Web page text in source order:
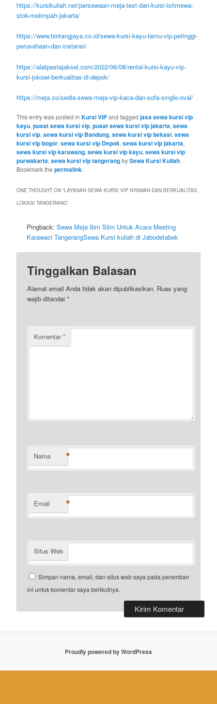
https://kursikuliah.net/persewaan-meja-test-dan-kursi-istimewa-
stok-melimpah-jakarta/
https://www.bintangjaya.co.id/sewa-kursi-kayu-tamu-vip-petinggi-
perusahaan-dan-instansi/
https://alatpestajaksel.com/2022/06/08/rental-kursi-kayu-vip-
kursi-jokowi-berkualitas-di-depok/
https://meja.co/sedia-sewa-meja-vip-kaca-dan-sofa-single-oval/
This entry was posted inKursi VIPand taggedjasa sewa kursi vip
kayu,pusat sewa kursi vip,pusat sewa kursi vip jakarta,sewa
kursi vip,sewa kursi vip Bandung,sewa kursi vip bekasi,sewa
kursi vip bogor,sewa kursi vip Depok,sewa kursi vip jakarta,
sewa kursi vip karawang,sewa kursi vip kayu,sewa kursi vip
purwakarta,sewa kursi vip tangerangbySewa Kursi Kuliah.
Bookmark thepermalink.
ONE THOUGHT ON “LAYANAN SEWA KURSI VIP NYAMAN DAN BERKUALITAS
LOKASI TANGERANG”
Pingback:Sewa Meja Ibm Slim Untuk Acara Meeting
Karawaci TangerangSewa Kursi kuliah di Jabodetabek
Tinggalkan Balasan
Alamat email Anda tidak akan dipublikasikan. Ruas yang
wajib ditandai*
Komentar*
Nama *
Email *
Situs Web
Simpan nama, email, dan situs web saya pada peramban
ini untuk komentar saya berikutnya.
Proudly powered by WordPress